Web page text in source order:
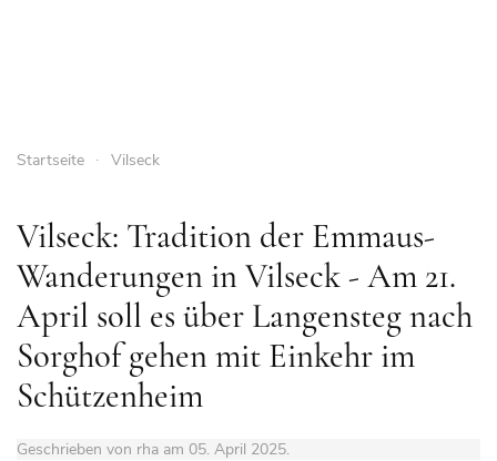
Startseite Vilseck
Vilseck: Tradition der Emmaus-
Wanderungen in Vilseck - Am 21.
April soll es über Langensteg nach
Sorghof gehen mit Einkehr im
Schützenheim
Geschrieben von rha am 05. April 2025.